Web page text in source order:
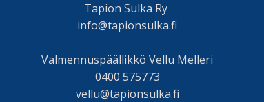
Tapion Sulka Ry
info@tapionsulka.fi
Valmennuspäällikkö Vellu Melleri
0400 575773
vellu@tapionsulka.fi